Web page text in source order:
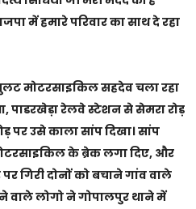
में हमारे परिवार का साथ दे रहा
मोटरसाइकिल सहदेव चला रहा
पाडरखेड़ा रेलवे स्टेशन से सेमरा रोड़
पर उसे काला सांप दिखा। सांप
के ब्रेक लगा दिए, और
गिरी दोनों को बचाने गांव वाले
लोगो ने गोपालपुर थाने में